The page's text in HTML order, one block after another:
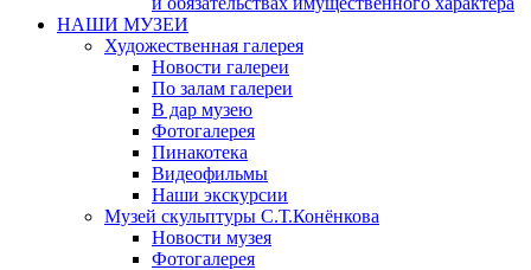
НАШИ МУЗЕИ
Художественная галерея
Новости галереи
По залам галереи
В дар музею
Фотогалерея
Пинакотека
Видеофильмы
Наши экскурсии
Музей скульптуры С.Т.Конёнкова
Новости музея
Фотогалерея